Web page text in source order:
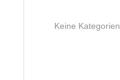
Keine Kategorien